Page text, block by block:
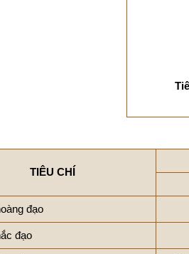
TIÊU CHÍ
đạo
đạo